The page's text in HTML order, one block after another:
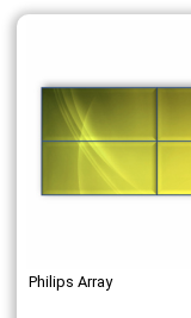
Philips Array